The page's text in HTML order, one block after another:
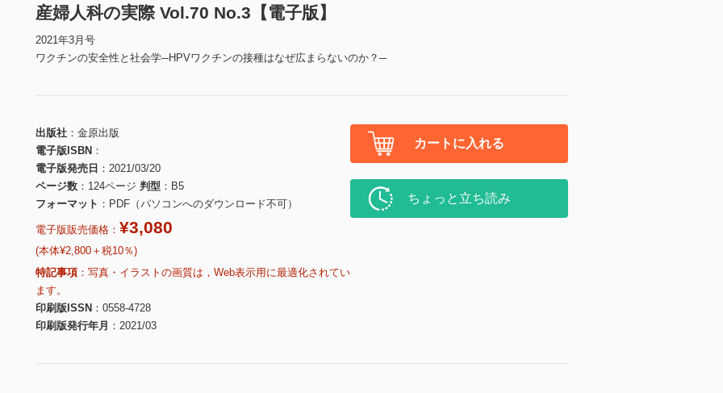
産婦人科の実際 Vol.70 No.3【電子版】
2021年3月号
ワクチンの安全性と社会学─HPVワクチンの接種はなぜ広まらないのか？─
出版社
金原出版
電子版ISBN
電子版発売日
2021/03/20
ページ数
124ページ 判型
B5
フォーマット
PDF（パソコンへのダウンロード不可）
電子版販売価格： ¥3,080
(本体¥2,800＋税10％)
特記事項
写真・イラストの画質は，Web表示用に最適化されてい
ます。
印刷版ISSN
0558-4728
印刷版発行年月
2021/03
カートに入れる
ちょっと立ち読み